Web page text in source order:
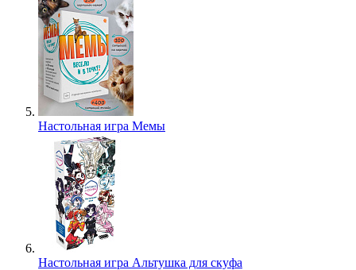
Настольная игра Мемы
Настольная игра Альтушка для скуфа